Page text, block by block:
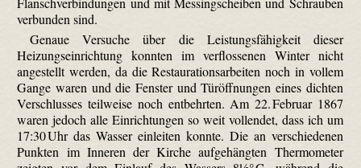
verbunden sind.
Genaue Versuche über die Leistungsfähigkeit dieser
Heizungseinrichtung konnten im verflossenen Winter nicht
angestellt werden, da die Restaurationsarbeiten noch in vollem
Gange waren und die Fenster und Türöffnungen eines dichten
Verschlusses teilweise noch entbehrten. Am 22. Februar 1867
waren jedoch alle Einrichtungen so weit vollendet, dass ich um
17:30 Uhr das Wasser einleiten konnte. Die an verschiedenen
Punkten im Inneren der Kirche aufgehängten Thermometer